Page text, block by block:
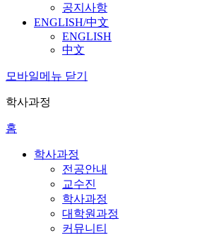
공지사항
ENGLISH/中文
ENGLISH
中文
모바일메뉴 닫기
학사과정
홈
학사과정
전공안내
교수진
학사과정
대학원과정
커뮤니티